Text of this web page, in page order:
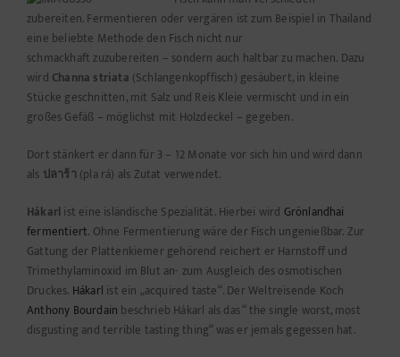
zubereiten. Fermentieren oder vergären ist zum Beispiel in Thailand
eine beliebte Methode den Fisch nicht nur
schmackhaft zuzubereiten – sondern auch haltbar zu machen. Dazu
wird Channa striata (Schlangenkopffisch) gesäubert, in kleine
Stücke geschnitten, mit Salz und Reis Kleie vermischt und in ein
großes Gefäß – möglichst mit Holzdeckel – gegeben.
Dort stänkert er dann für 3 – 12 Monate vor sich hin und wird dann
als ปลาร้า(pla rá) alsZutat verwendet.
Hákarl ist eine isländische Spezialität. Hierbei wird Grönlandhai
fermentiert. Ohne Fermentierung wäre der Fisch ungenießbar. Zur
Gattung der Plattenkiemer gehörend reichert er Harnstoff und
Trimethylaminoxid im Blut an- zum Ausgleich des osmotischen
Druckes. Hákarl ist ein „acquired taste“. Der Weltreisende Koch
Anthony Bourdain beschrieb Hákarl als das “ the single worst, most
disgusting and terrible tasting thing“ was er jemals gegessen hat.